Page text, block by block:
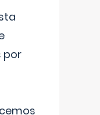
por